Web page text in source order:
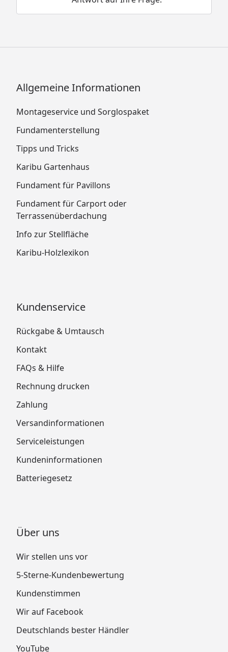
Allgemeine Informationen
Montageservice und Sorglospaket
Fundamenterstellung
Tipps und Tricks
Karibu Gartenhaus
Fundament für Pavillons
Fundament für Carport oder
Terrassenüberdachung
Info zur Stellfläche
Karibu-Holzlexikon
Kundenservice
Rückgabe & Umtausch
Kontakt
FAQs & Hilfe
Rechnung drucken
Zahlung
Versandinformationen
Serviceleistungen
Kundeninformationen
Batteriegesetz
Über uns
Wir stellen uns vor
5-Sterne-Kundenbewertung
Kundenstimmen
Wir auf Facebook
Deutschlands bester Händler
YouTube